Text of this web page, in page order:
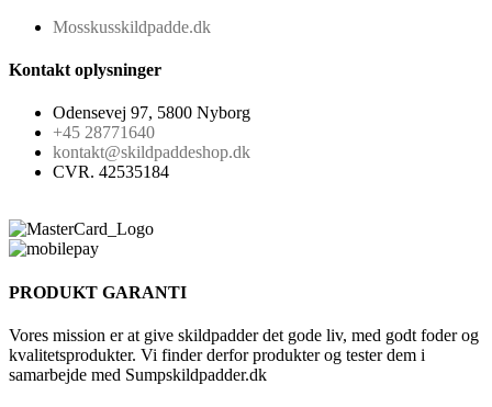
Mosskusskildpadde.dk
Kontakt oplysninger
Odensevej 97, 5800 Nyborg
+45 28771640
kontakt@skildpaddeshop.dk
CVR. 42535184
PRODUKT GARANTI
Vores mission er at give skildpadder det gode liv, med godt foder og
kvalitetsprodukter. Vi finder derfor produkter og tester dem i
samarbejde med Sumpskildpadder.dk